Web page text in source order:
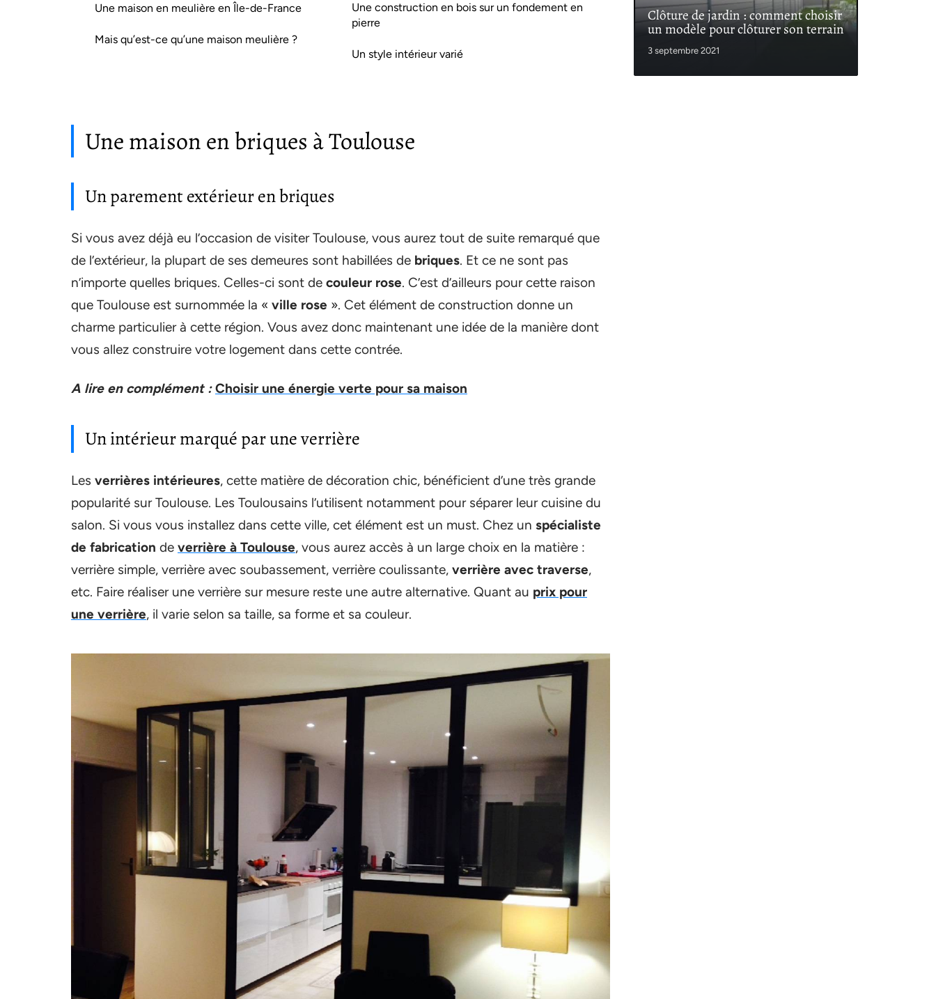
Une maison en meulière en Île-de-France
Mais qu’est-ce qu’une maison meulière ?
Une construction en bois sur un fondement en
pierre
Un style intérieur varié
Une maison en briques à Toulouse
Un parement extérieur en briques
Si vous avez déjà eu l’occasion de visiter Toulouse, vous aurez tout de suite remarqué que
de l’extérieur, la plupart de ses demeures sont habillées de briques. Et ce ne sont pas
n’importe quelles briques. Celles-ci sont de couleur rose. C’est d’ailleurs pour cette raison
que Toulouse est surnommée la « ville rose ». Cet élément de construction donne un
charme particulier à cette région. Vous avez donc maintenant une idée de la manière dont
vous allez construire votre logement dans cette contrée.
A lire en complément : Choisir une énergie verte pour sa maison
Un intérieur marqué par une verrière
Les verrières intérieures, cette matière de décoration chic, bénéficient d’une très grande
popularité sur Toulouse. Les Toulousains l’utilisent notamment pour séparer leur cuisine du
salon. Si vous vous installez dans cette ville, cet élément est un must. Chez un spécialiste
de fabrication de verrière à Toulouse, vous aurez accès à un large choix en la matière :
verrière simple, verrière avec soubassement, verrière coulissante, verrière avec traverse,
etc. Faire réaliser une verrière sur mesure reste une autre alternative. Quant au prix pour
une verrière, il varie selon sa taille, sa forme et sa couleur.
Clôture de jardin : comment choisir
un modèle pour clôturer son terrain
3 septembre 2021